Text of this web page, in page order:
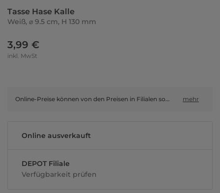
Tasse Hase Kalle
Weiß, ⌀ 9.5 cm, H 130 mm
3,99 €
inkl. MwSt
Online-Preise können von den Preisen in Filialen sowie Shop-in-Shop-Flächen abweichen. mehr
Online ausverkauft
DEPOT Filiale
Verfügbarkeit prüfen